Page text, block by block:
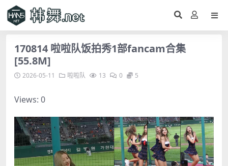
170814 啦啦队饭拍秀1部fancam合集
[55.8M]
2026-05-11 啦啦队 13 0 5
Views: 0